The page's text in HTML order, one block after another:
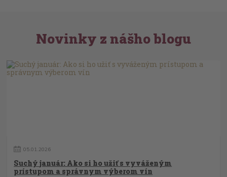
Novinky z nášho blogu
05.01.2026
Suchý január: Ako si ho užiť s vyváženým
prístupom a správnym výberom vín